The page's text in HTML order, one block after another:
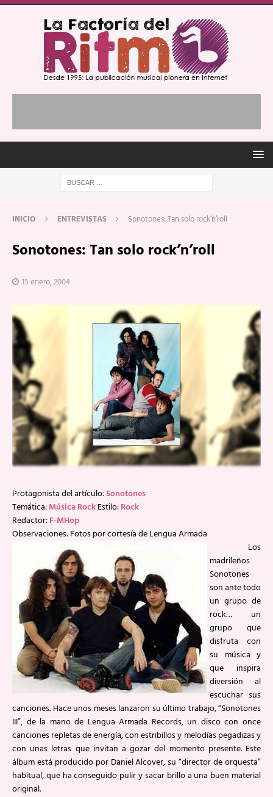
INICIO ENTREVISTAS Sonotones: Tan solo rock’n’roll
Sonotones: Tan solo rock’n’roll
15 enero, 2004
Protagonista del artículo:Sonotones
Temática:Música RockEstilo:Rock
Redactor:F-MHop
Observaciones: Fotos por cortesía de Lengua Armada
Los
madrileños
Sonotones
son ante todo
un grupo de
rock… un
grupo que
disfruta con
su música y
que inspira
diversión al
escuchar sus
canciones. Hace unos meses lanzaron su último trabajo, “Sonotones
III”, de la mano de Lengua Armada Records, un disco con once
canciones repletas de energía, con estribillos y melodías pegadizas y
con unas letras que invitan a gozar del momento presente. Este
álbum está producido por Daniel Alcover, su “director de orquesta”
habitual, que ha conseguido pulir y sacar brillo a una buen material
original.